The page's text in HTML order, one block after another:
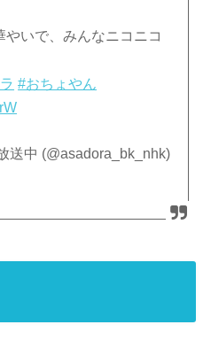
いで、みんなニコニコ
#おちょやん
送中 (@asadora_bk_nhk)